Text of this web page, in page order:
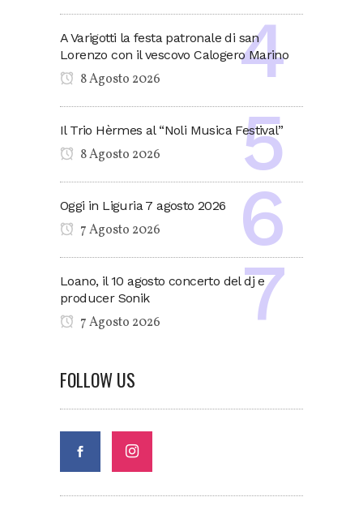
A Varigotti la festa patronale di san
Lorenzo con il vescovo Calogero Marino
8 Agosto 2026
Il Trio Hèrmes al “Noli Musica Festival”
8 Agosto 2026
Oggi in Liguria 7 agosto 2026
7 Agosto 2026
Loano, il 10 agosto concerto del dj e
producer Sonik
7 Agosto 2026
FOLLOW US